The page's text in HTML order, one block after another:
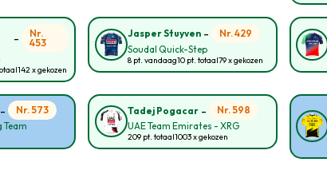
-
Nr.
453
142 x gekozen
Jasper Stuyven-
Nr. 429
Soudal Quick-Step
8 pt. vandaag10 pt. totaal79 x gekozen
-
Nr. 573
Team
Tadej Pogacar-
Nr. 598
UAE Team Emirates - XRG
209 pt. totaal1003 x gekozen